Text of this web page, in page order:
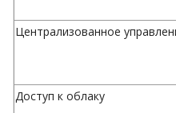
Централизованное
Доступ к облаку